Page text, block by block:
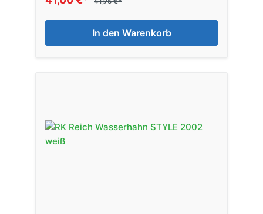
In den Warenkorb